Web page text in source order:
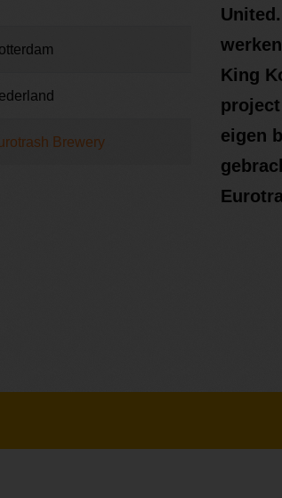
Brewery
King
eigen